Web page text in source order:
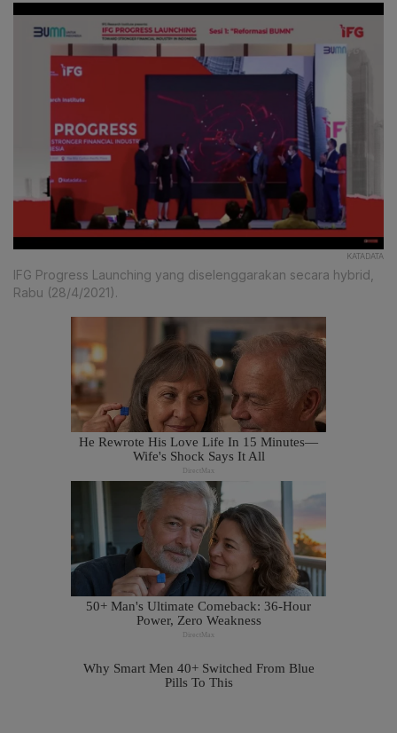
KATADATA
IFG Progress Launching yang diselenggarakan secara hybrid,
Rabu (28/4/2021).